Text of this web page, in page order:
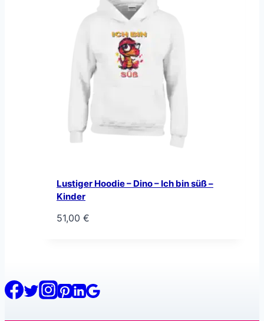
Lustiger Hoodie – Dino – Ich bin süß –
Kinder
51,00 €